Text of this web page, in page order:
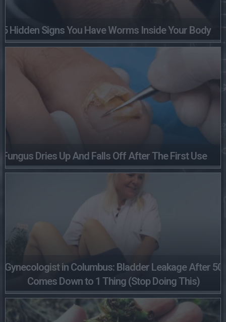
5 Hidden Signs You Have Worms Inside Your Body
Fungus Dries Up And Falls Off After The First Use
Gynecologist in Columbus: Bladder Leakage After 50
Comes Down to 1 Thing (Stop Doing This)